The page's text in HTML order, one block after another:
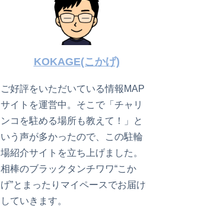
KOKAGE(こかげ)
ご好評をいただいている情報MAP
サイトを運営中。そこで「チャリ
ンコを駐める場所も教えて！」と
いう声が多かったので、この駐輪
場紹介サイトを立ち上げました。
相棒のブラックタンチワワ“こか
げ”とまったりマイペースでお届け
していきます。